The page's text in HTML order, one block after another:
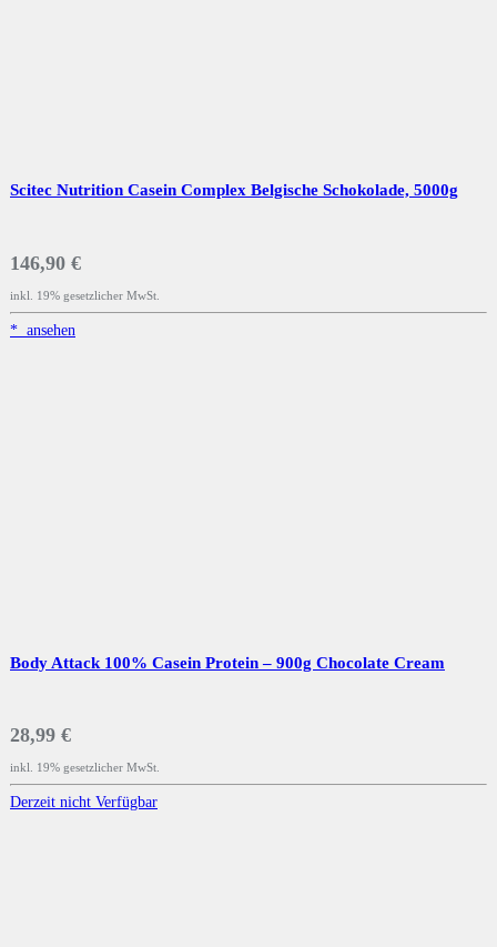
Scitec Nutrition Casein Complex Belgische Schokolade, 5000g
146,90 €
inkl. 19% gesetzlicher MwSt.
* ansehen
Body Attack 100% Casein Protein – 900g Chocolate Cream
28,99 €
inkl. 19% gesetzlicher MwSt.
Derzeit nicht Verfügbar